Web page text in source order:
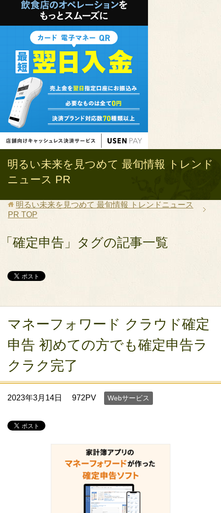
明るい未来を見つめて 最旬情報 トレンド
ニュース PR
明るい未来を見つめて 最旬情報 トレンドニュース
PR TOP
「確定申告」タグの記事一覧
マネーフォワード クラウド確定
申告 初めての方でも確定申告ラ
クラク完了
2023年3月14日 972PV Webサービス